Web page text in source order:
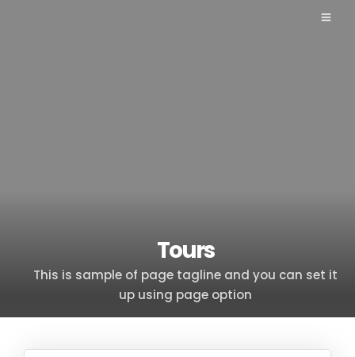
Tours
This is sample of page tagline and you can set it
up using page option